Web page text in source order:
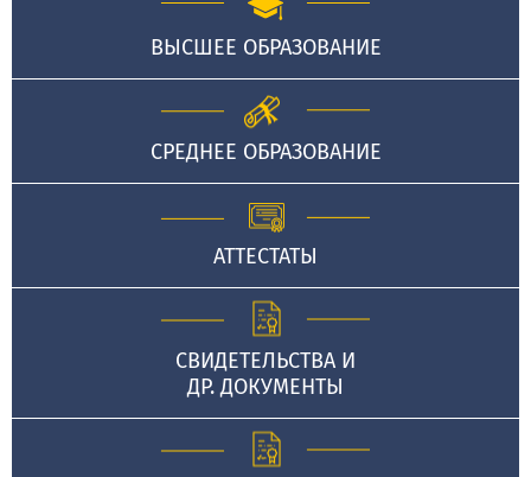
ВЫСШЕЕ ОБРАЗОВАНИЕ
СРЕДНЕЕ ОБРАЗОВАНИЕ
АТТЕСТАТЫ
СВИДЕТЕЛЬСТВА И
ДР. ДОКУМЕНТЫ